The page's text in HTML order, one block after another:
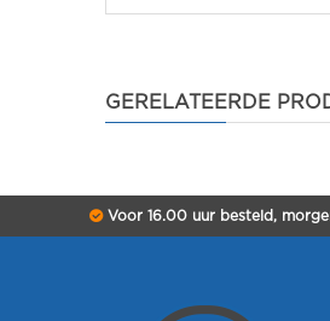
GERELATEERDE
Voor 16.00 uur besteld,